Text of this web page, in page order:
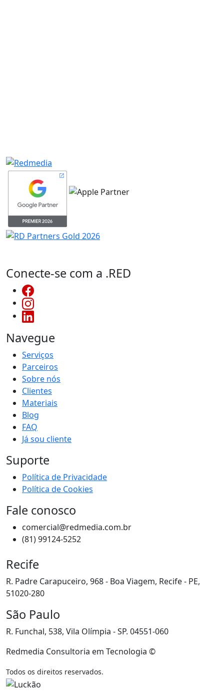
Conecte-se com a .RED
Navegue
Serviços
Parceiros
Sobre nós
Clientes
Materiais
Blog
FAQ
Já sou cliente
Suporte
Política de Privacidade
Política de Cookies
Fale conosco
comercial@redmedia.com.br
(81) 99124-5252
Recife
R. Padre Carapuceiro, 968 - Boa Viagem, Recife - PE,
51020-280
São Paulo
R. Funchal, 538, Vila Olímpia - SP. 04551-060
Redmedia Consultoria em Tecnologia ©
Todos os direitos reservados.